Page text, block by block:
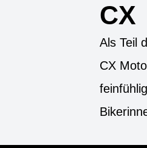
CX
Als Teil
CX